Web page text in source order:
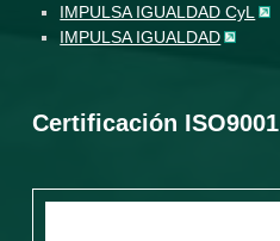
IMPULSA IGUALDAD CyL
IMPULSA IGUALDAD
Certificación ISO9001